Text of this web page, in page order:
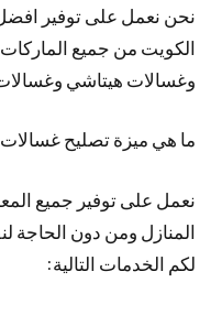
نحن نعمل على توفير
الكويت من جميع
وغسالات هيتاشي وغسالات
ما هي ميزة تصليح غسالات
نعمل على توفير جميع
المنازل ومن دون الحاجة
لكم الخدمات التالية: